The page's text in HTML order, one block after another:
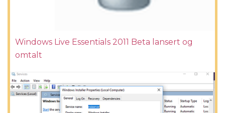
Windows Live Essentials 2011 Beta lansert og
omtalt